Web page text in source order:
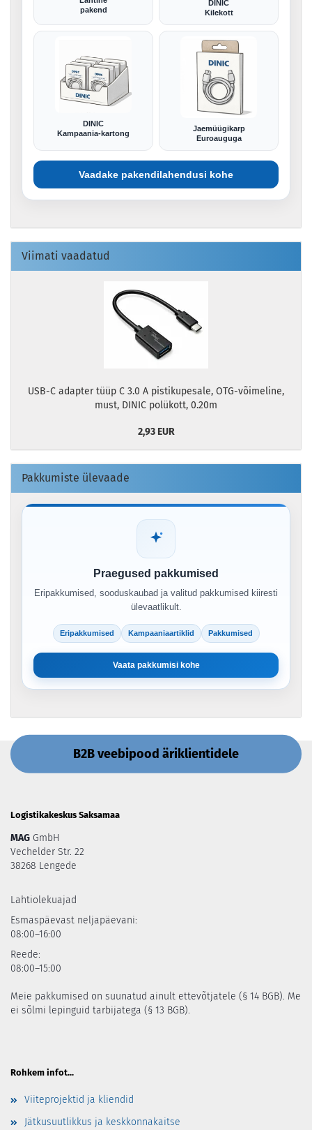
pakend
DINIC
Kilekott
DINIC
Kampaania-kartong
Jaemüügikarp
Euroauguga
Vaadake pakendilahendusi kohe
Viimati vaadatud
USB-C adapter tüüp C 3.0 A pistikupesale, OTG-võimeline,
must, DINIC polükott, 0.20m
2,93 EUR
Pakkumiste ülevaade
Praegused pakkumised
Eripakkumised, sooduskaubad ja valitud pakkumised kiiresti
ülevaatlikult.
Eripakkumised Kampaaniaartiklid Pakkumised
Vaata pakkumisi kohe
B2B veebipood äriklientidele
Logistikakeskus Saksamaa
MAG GmbH
Vechelder Str. 22
38268 Lengede
Lahtiolekuajad
Esmaspäevast neljapäevani:
08:00–16:00
Reede:
08:00–15:00
Meie pakkumised on suunatud ainult ettevõtjatele (§ 14 BGB). Me
ei sõlmi lepinguid tarbijatega (§ 13 BGB).
Rohkem infot...
Viiteprojektid ja kliendid
Jätkusuutlikkus ja keskkonnakaitse